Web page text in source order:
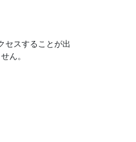
セスすることが出
ん。